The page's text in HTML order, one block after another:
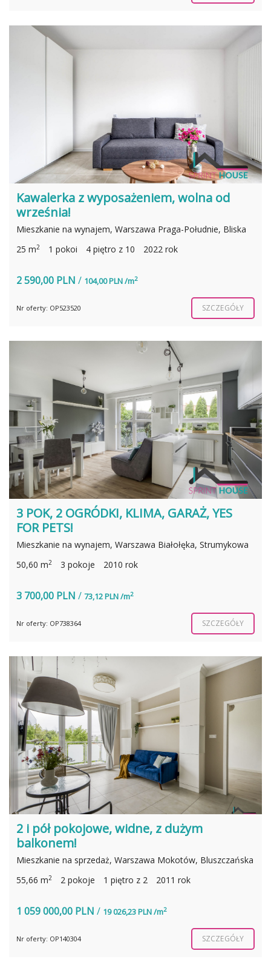
Kawalerka z wyposażeniem, wolna od
września!
Mieszkanie na wynajem, Warszawa Praga-Południe, Bliska
25 m2 1 pokoi 4 piętro z 10 2022 rok
2 590,00 PLN / 104,00 PLN /m2
Nr oferty: OP523520 SZCZEGÓŁY
3 POK, 2 OGRÓDKI, KLIMA, GARAŻ, YES
FOR PETS!
Mieszkanie na wynajem, Warszawa Białołęka, Strumykowa
50,60 m2 3 pokoje 2010 rok
3 700,00 PLN / 73,12 PLN /m2
Nr oferty: OP738364 SZCZEGÓŁY
2 i pół pokojowe, widne, z dużym
balkonem!
Mieszkanie na sprzedaż, Warszawa Mokotów, Bluszczańska
55,66 m2 2 pokoje 1 piętro z 2 2011 rok
1 059 000,00 PLN / 19 026,23 PLN /m2
Nr oferty: OP140304 SZCZEGÓŁY